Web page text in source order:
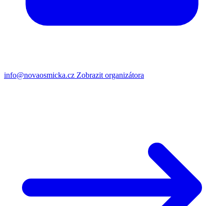
info@novaosmicka.cz Zobrazit organizátora